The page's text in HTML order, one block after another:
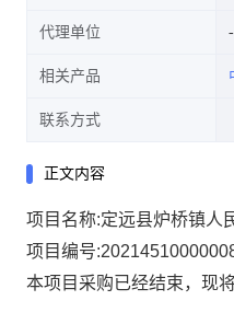
代理单位
相关产品
联系方式
正文内容
项目名称:定远县炉桥镇人
项目编号:
本项目采购已经结束，现